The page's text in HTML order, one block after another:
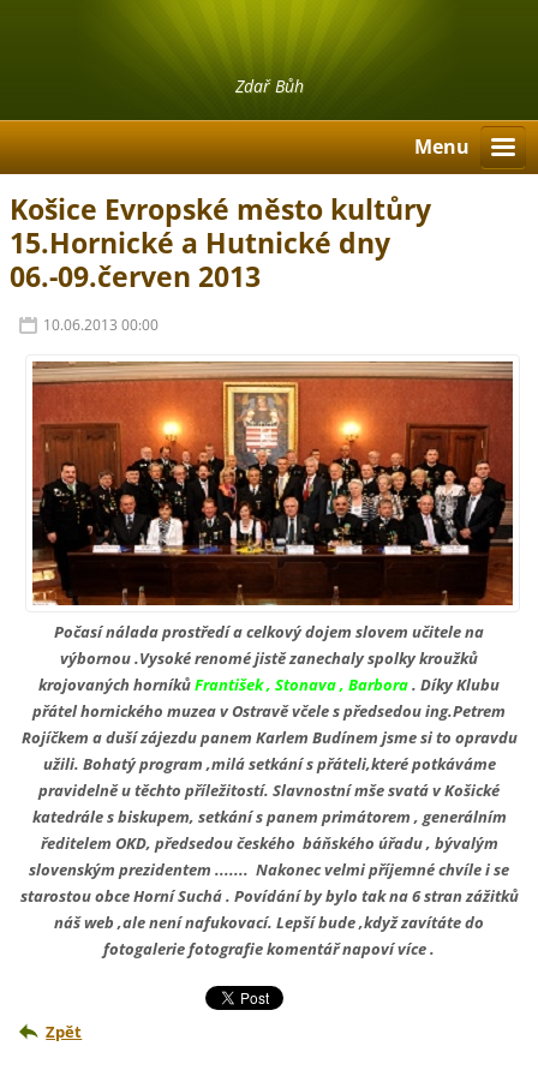
Zdař Bůh
Menu
Košice Evropské město kultůry
15.Hornické a Hutnické dny
06.-09.červen 2013
10.06.2013 00:00
Počasí nálada prostředí a celkový dojem slovem učitele na
výbornou .Vysoké renomé jistě zanechaly spolky kroužků
krojovaných horníkůFrantišek , Stonava , Barbora. Díky Klubu
přátel hornického muzea v Ostravě včele s předsedou ing.Petrem
Rojíčkem a duší zájezdu panem Karlem Budínem jsme si to opravdu
užili. Bohatý program ,milá setkání s přáteli,které potkáváme
pravidelně u těchto příležitostí. Slavnostní mše svatá v Košické
katedrále s biskupem, setkání s panem primátorem , generálním
ředitelem OKD, předsedou českého báňského úřadu , bývalým
slovenským prezidentem ....... Nakonec velmi příjemné chvíle i se
starostou obce Horní Suchá . Povídání by bylo tak na 6 stran zážitků
náš web ,ale není nafukovací. Lepší bude ,když zavítáte do
fotogalerie fotografie komentář napoví více .
Zpět